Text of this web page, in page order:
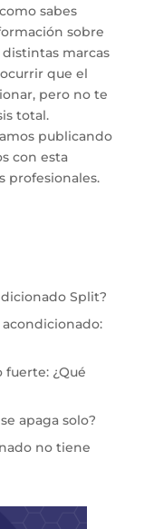
sabes
sobre
marcas
que el
pero no te
total.
publicando
con esta
profesionales.
Split?
fuerte: ¿Qué
apaga solo?
no tiene